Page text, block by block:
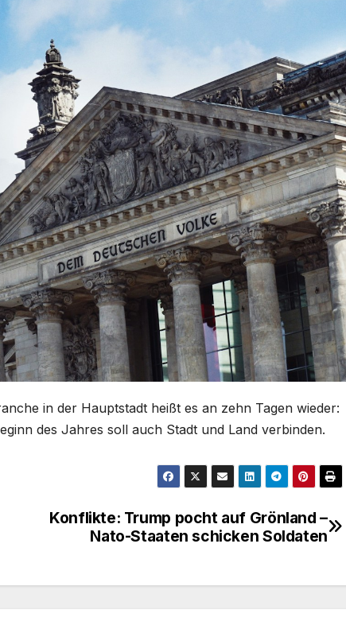
in der Hauptstadt heißt es an zehn Tagen wieder:
des Jahres soll auch Stadt und Land verbinden.
Konflikte: Trump pocht auf Grönland –
Nato-Staaten schicken Soldaten